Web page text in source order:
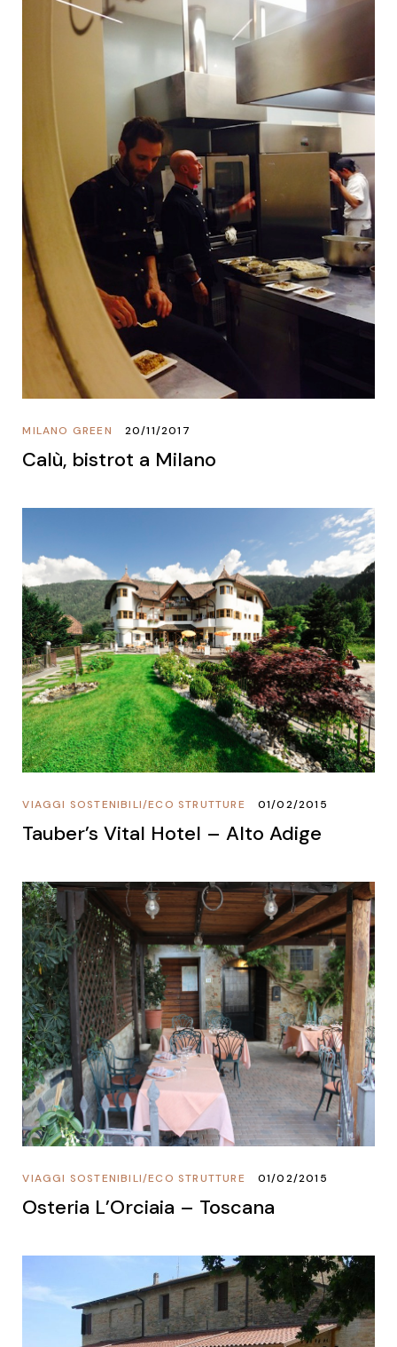
MILANO GREEN 20/11/2017
Calù, bistrot a Milano
ECO STRUTTURE
/
VIAGGI SOSTENIBILI 01/02/2015
Tauber’s Vital Hotel – Alto Adige
ECO STRUTTURE
/
VIAGGI SOSTENIBILI 01/02/2015
Osteria L’Orciaia – Toscana